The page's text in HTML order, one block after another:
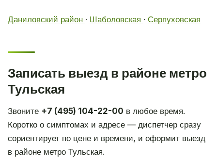
Даниловский район · Шаболовская · Серпуховская
Записать выезд в районе метро
Тульская
Звоните +7 (495) 104-22-00 в любое время.
Коротко о симптомах и адресе — диспетчер сразу
сориентирует по цене и времени, и оформит выезд
в районе метро Тульская.